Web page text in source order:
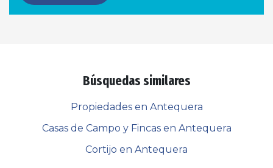
Búsquedas similares
Propiedades en Antequera
Casas de Campo y Fincas en Antequera
Cortijo en Antequera